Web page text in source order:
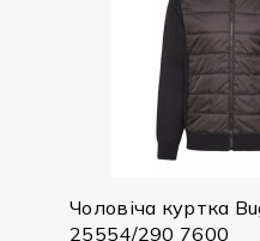
Bugatti ,
navy